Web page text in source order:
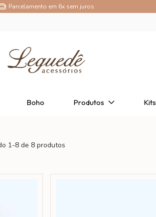
Parcelamento em 6x sem juros
Boho Produtos Kits
1-8 de 8 produtos